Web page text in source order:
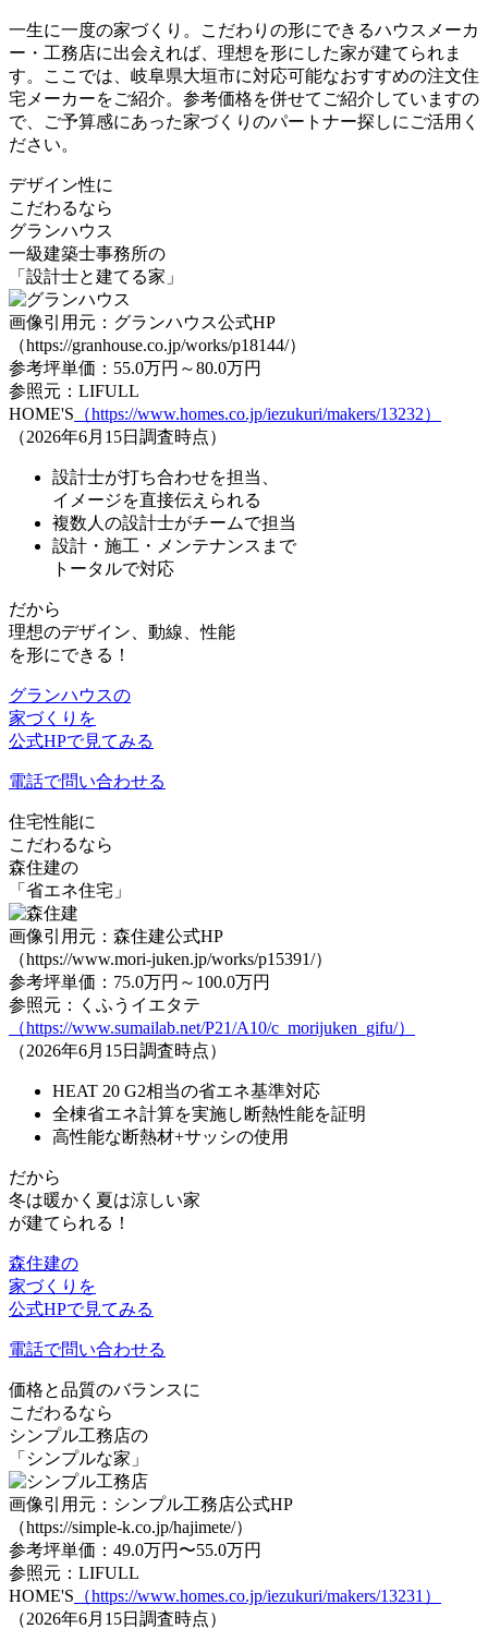
一生に一度の家づくり。こだわりの形にできるハウスメーカ
ー・工務店に出会えれば、理想を形にした家が建てられま
す。ここでは、岐阜県大垣市に対応可能なおすすめの注文住
宅メーカーをご紹介。参考価格を併せてご紹介していますの
で、ご予算感にあった家づくりのパートナー探しにご活用く
ださい。
デザイン性に
こだわるなら
グランハウス
一級建築士事務所の
「設計士と建てる家」
画像引用元：グランハウス公式HP
（https://granhouse.co.jp/works/p18144/）
参考坪単価：55.0万円～80.0万円
参照元：LIFULL
HOME'S （https://www.homes.co.jp/iezukuri/makers/13232）
（2026年6月15日調査時点）
設計士が打ち合わせを担当、
イメージを直接伝えられる
複数人の設計士がチームで担当
設計・施工・メンテナンスまで
トータルで対応
だから
理想のデザイン、動線、性能
を形にできる！
グランハウスの
家づくりを
公式HPで見てみる
電話で問い合わせる
住宅性能に
こだわるなら
森住建の
「省エネ住宅」
画像引用元：森住建公式HP
（https://www.mori-juken.jp/works/p15391/）
参考坪単価：75.0万円～100.0万円
参照元：くふうイエタテ
（https://www.sumailab.net/P21/A10/c_morijuken_gifu/）
（2026年6月15日調査時点）
HEAT 20 G2相当の省エネ基準対応
全棟省エネ計算を実施し断熱性能を証明
高性能な断熱材+サッシの使用
だから
冬は暖かく夏は涼しい家
が建てられる！
森住建の
家づくりを
公式HPで見てみる
電話で問い合わせる
価格と品質のバランスに
こだわるなら
シンプル工務店の
「シンプルな家」
画像引用元：シンプル工務店公式HP
（https://simple-k.co.jp/hajimete/）
参考坪単価：49.0万円〜55.0万円
参照元：LIFULL
HOME'S （https://www.homes.co.jp/iezukuri/makers/13231）
（2026年6月15日調査時点）